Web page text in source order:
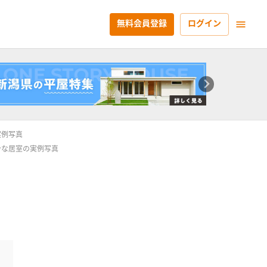
無料会員登録 ログイン
写真
居室の実例写真